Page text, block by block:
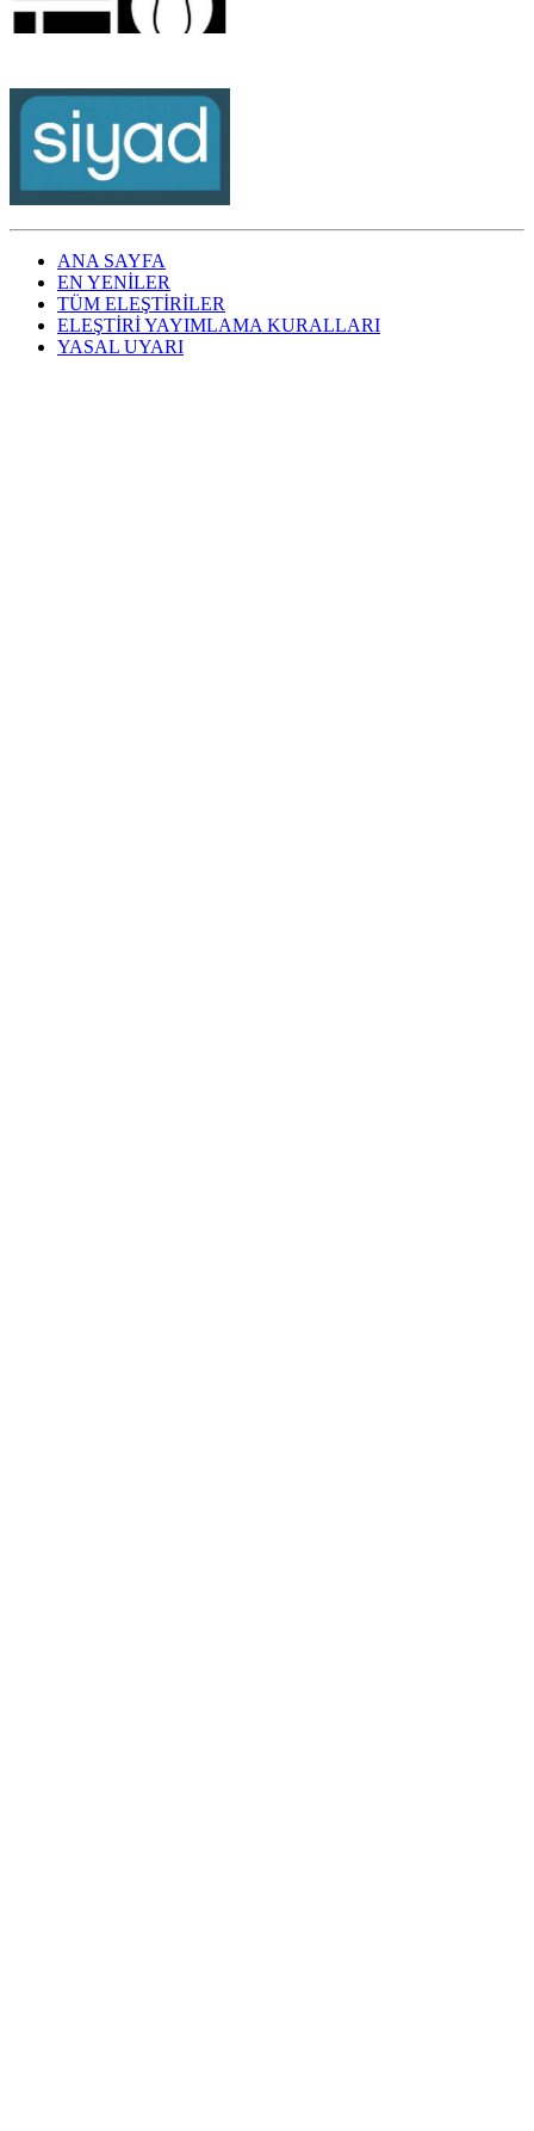
ANA SAYFA
EN YENİLER
TÜM ELEŞTİRİLER
ELEŞTİRİ YAYIMLAMA KURALLARI
YASAL UYARI